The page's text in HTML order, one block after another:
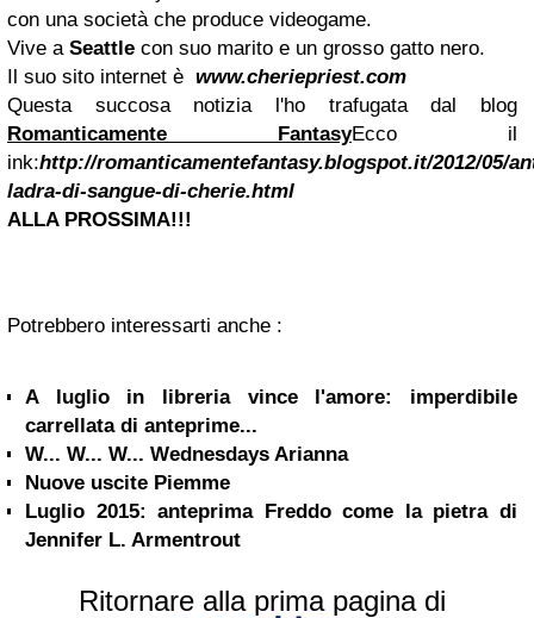
con una società che produce videogame.
Vive a Seattle con suo marito e un grosso gatto nero.
Il suo sito internet è www.cheriepriest.com
Questa succosa notizia l'ho trafugata dal blog
Romanticamente FantasyEcco il
ink:http://romanticamentefantasy.blogspot.it/2012/05/
ladra-di-sangue-di-cherie.html
ALLA PROSSIMA!!!
Potrebbero interessarti anche :
A luglio in libreria vince l'amore: imperdibile
carrellata di anteprime...
W... W... W... Wednesdays Arianna
Nuove uscite Piemme
Luglio 2015: anteprima Freddo come la pietra di
Jennifer L. Armentrout
Ritornare alla prima pagina di